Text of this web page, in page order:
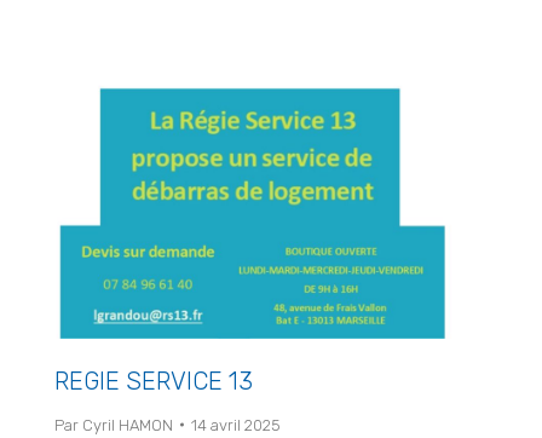
REGIE SERVICE 13
Par Cyril HAMON 14 avril 2025